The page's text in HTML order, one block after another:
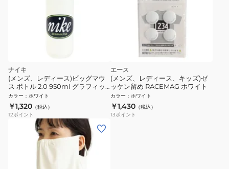
ナイキ
(メンズ、レディース)ビッグマウ
ス ボトル 2.0 950ml グラフィッ
ク HY6007-177
カラー ： ホワイト
￥1,320 （税込）
12ポイント
エース
(メンズ、レディース、キッズ)ゼ
ッケン留め RACEMAG ホワイト
カラー ： ホワイト
￥1,430 （税込）
13ポイント